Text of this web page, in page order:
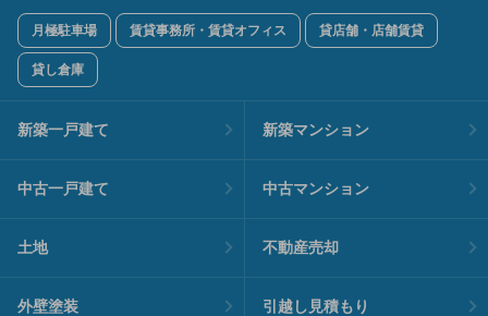
月極駐車場 賃貸事務所・賃貸オフィス 貸店舗・店舗賃貸
貸し倉庫
新築一戸建て 新築マンション
中古一戸建て 中古マンション
土地 不動産売却
外壁塗装 引越し見積もり